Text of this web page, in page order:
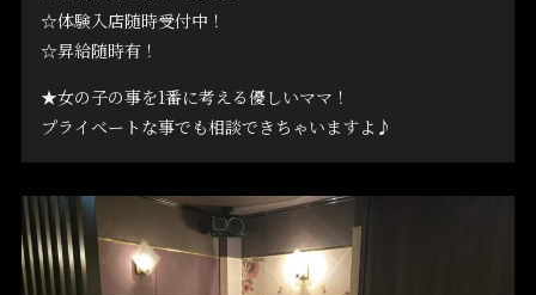
☆体験入店随時受付中！
☆昇給随時有！
★女の子の事を1番に考える優しいママ！
プライベートな事でも相談できちゃいますよ♪